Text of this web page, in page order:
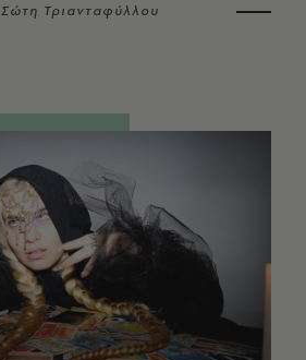
Σώτη Τριανταφύλλου